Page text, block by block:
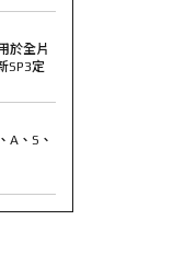
於全片
SP3定
A、S、